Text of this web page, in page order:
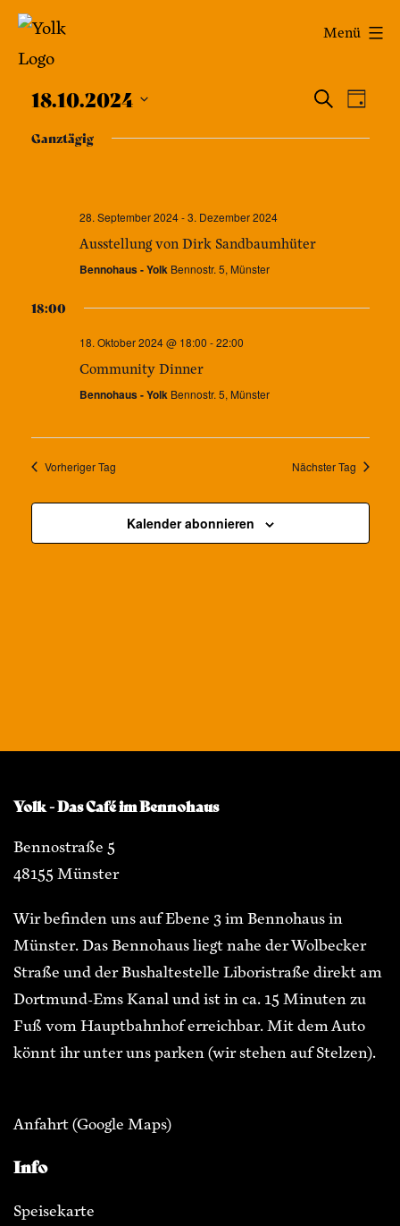
Zum
springen
Yolk
-
Das
Menü
SucheTag
18.10.2024
wählen.
Ganztägig
28. September 2024-3. Dezember 2024
Ausstellung von Dirk Sandbaumhüter
Bennohaus - Yolk Bennostr. 5, Münster
18:00
18. Oktober 2024 @ 18:00 -22:00
Community Dinner
Bennohaus - Yolk Bennostr. 5, Münster
Vorheriger Tag Nächster Tag
Kalender abonnieren
Yolk - Das Café im Bennohaus
Bennostraße 5
48155 Münster
Wir befinden uns auf Ebene 3 im Bennohaus in
Münster. Das Bennohaus liegt nahe der Wolbecker
Straße und der Bushaltestelle Liboristraße direkt am
Dortmund-Ems Kanal und ist in ca. 15 Minuten zu
Fuß vom Hauptbahnhof erreichbar. Mit dem Auto
könnt ihr unter uns parken (wir stehen auf Stelzen).
Anfahrt(Google Maps)
Info
Speisekarte